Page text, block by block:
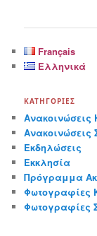
Français
Ελληνικά
ΚΑΤΗΓΟΡΊΕΣ
Ανακοινώσεις
Ανακοινώσεις
Εκδηλώσεις
Εκκλησία
Πρόγραμμα
Φωτογραφίες
Φωτογραφίες